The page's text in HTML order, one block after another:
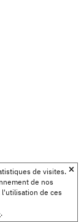
de visites.
de nos
l'utilisation de ces
.